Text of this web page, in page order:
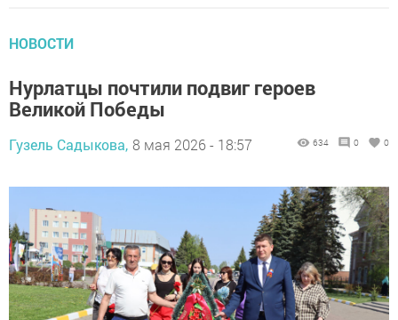
НОВОСТИ
Нурлатцы почтили подвиг героев
Великой Победы
Гузель Садыкова, 8 мая 2026 - 18:57 634 0 0